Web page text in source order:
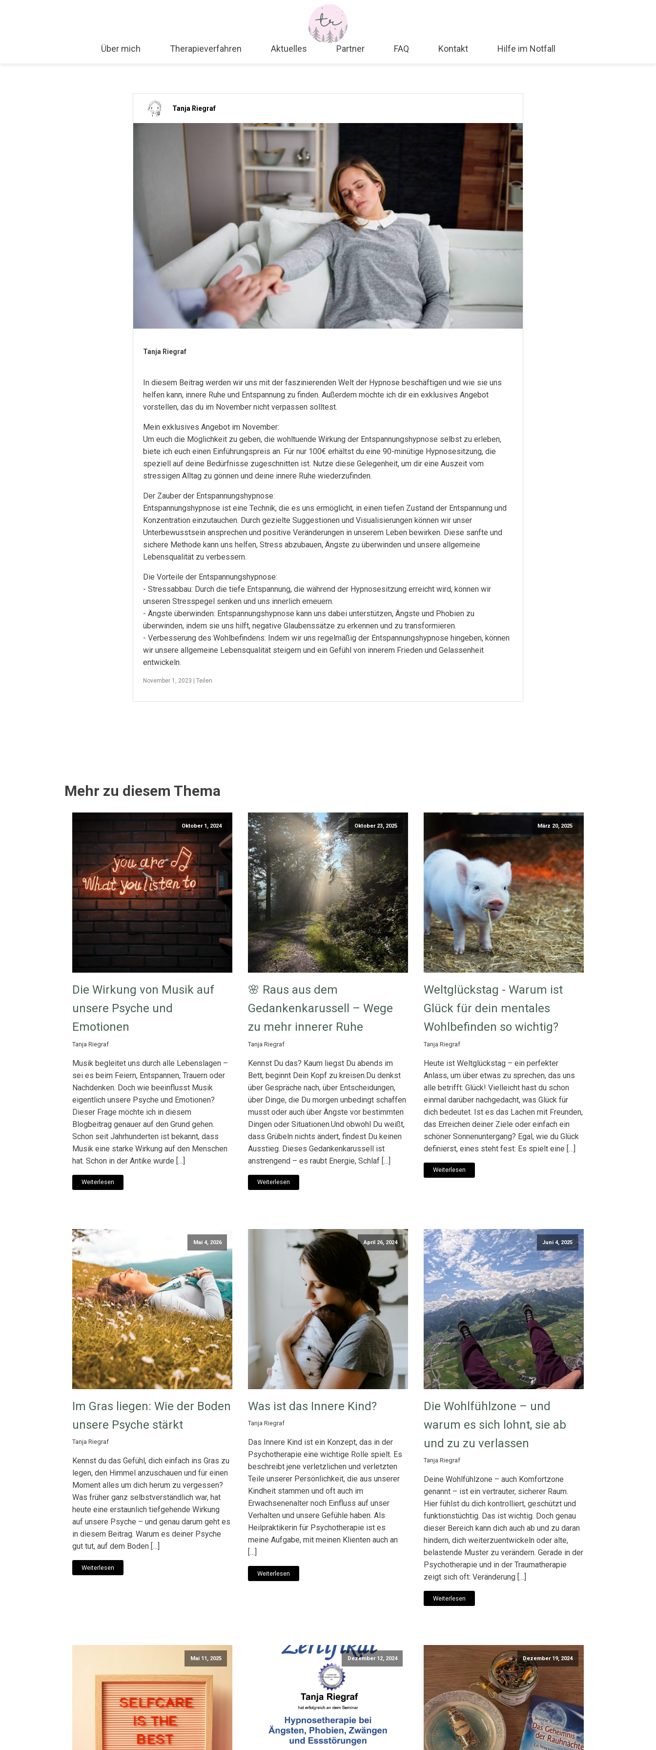
Über mich Therapieverfahren Aktuelles Partner FAQ Kontakt Hilfe im Notfall
Tanja Riegraf
Tanja Riegraf
In diesem Beitrag werden wir uns mit der faszinierenden Welt der Hypnose beschäftigen und wie sie uns
helfen kann, innere Ruhe und Entspannung zu finden. Außerdem möchte ich dir ein exklusives Angebot
vorstellen, das du im November nicht verpassen solltest.
Mein exklusives Angebot im November:
Um euch die Möglichkeit zu geben, die wohltuende Wirkung der Entspannungshypnose selbst zu erleben,
biete ich euch einen Einführungspreis an. Für nur 100€ erhältst du eine 90-minütige Hypnosesitzung, die
speziell auf deine Bedürfnisse zugeschnitten ist. Nutze diese Gelegenheit, um dir eine Auszeit vom
stressigen Alltag zu gönnen und deine innere Ruhe wiederzufinden.
Der Zauber der Entspannungshypnose:
Entspannungshypnose ist eine Technik, die es uns ermöglicht, in einen tiefen Zustand der Entspannung und
Konzentration einzutauchen. Durch gezielte Suggestionen und Visualisierungen können wir unser
Unterbewusstsein ansprechen und positive Veränderungen in unserem Leben bewirken. Diese sanfte und
sichere Methode kann uns helfen, Stress abzubauen, Ängste zu überwinden und unsere allgemeine
Lebensqualität zu verbessern.
Die Vorteile der Entspannungshypnose:
- Stressabbau: Durch die tiefe Entspannung, die während der Hypnosesitzung erreicht wird, können wir
unseren Stresspegel senken und uns innerlich erneuern.
- Ängste überwinden: Entspannungshypnose kann uns dabei unterstützen, Ängste und Phobien zu
überwinden, indem sie uns hilft, negative Glaubenssätze zu erkennen und zu transformieren.
- Verbesserung des Wohlbefindens: Indem wir uns regelmäßig der Entspannungshypnose hingeben, können
wir unsere allgemeine Lebensqualität steigern und ein Gefühl von innerem Frieden und Gelassenheit
entwickeln.
November 1, 2023 | Teilen
Mehr zu diesem Thema
Oktober 1, 2024
Die Wirkung von Musik auf
unsere Psyche und
Emotionen
Tanja Riegraf
Musik begleitet uns durch alle Lebenslagen –
sei es beim Feiern, Entspannen, Trauern oder
Nachdenken. Doch wie beeinflusst Musik
eigentlich unsere Psyche und Emotionen?
Dieser Frage möchte ich in diesem
Blogbeitrag genauer auf den Grund gehen.
Schon seit Jahrhunderten ist bekannt, dass
Musik eine starke Wirkung auf den Menschen
hat. Schon in der Antike wurde […]
Weiterlesen
Oktober 23, 2025
🌸 Raus aus dem
Gedankenkarussell – Wege
zu mehr innerer Ruhe
Tanja Riegraf
Kennst Du das? Kaum liegst Du abends im
Bett, beginnt Dein Kopf zu kreisen.Du denkst
über Gespräche nach, über Entscheidungen,
über Dinge, die Du morgen unbedingt schaffen
musst oder auch über Ängste vor bestimmten
Dingen oder Situationen.Und obwohl Du weißt,
dass Grübeln nichts ändert, findest Du keinen
Ausstieg. Dieses Gedankenkarussell ist
anstrengend – es raubt Energie, Schlaf […]
Weiterlesen
März 20, 2025
Weltglückstag - Warum ist
Glück für dein mentales
Wohlbefinden so wichtig?
Tanja Riegraf
Heute ist Weltglückstag – ein perfekter
Anlass, um über etwas zu sprechen, das uns
alle betrifft: Glück! Vielleicht hast du schon
einmal darüber nachgedacht, was Glück für
dich bedeutet. Ist es das Lachen mit Freunden,
das Erreichen deiner Ziele oder einfach ein
schöner Sonnenuntergang? Egal, wie du Glück
definierst, eines steht fest: Es spielt eine […]
Weiterlesen
Mai 4, 2026
Im Gras liegen: Wie der Boden
unsere Psyche stärkt
Tanja Riegraf
Kennst du das Gefühl, dich einfach ins Gras zu
legen, den Himmel anzuschauen und für einen
Moment alles um dich herum zu vergessen?
Was früher ganz selbstverständlich war, hat
heute eine erstaunlich tiefgehende Wirkung
auf unsere Psyche – und genau darum geht es
in diesem Beitrag. Warum es deiner Psyche
gut tut, auf dem Boden […]
Weiterlesen
April 26, 2024
Was ist das Innere Kind?
Tanja Riegraf
Das Innere Kind ist ein Konzept, das in der
Psychotherapie eine wichtige Rolle spielt. Es
beschreibt jene verletzlichen und verletzten
Teile unserer Persönlichkeit, die aus unserer
Kindheit stammen und oft auch im
Erwachsenenalter noch Einfluss auf unser
Verhalten und unsere Gefühle haben. Als
Heilpraktikerin für Psychotherapie ist es
meine Aufgabe, mit meinen Klienten auch an
[…]
Weiterlesen
Juni 4, 2025
Die Wohlfühlzone – und
warum es sich lohnt, sie ab
und zu zu verlassen
Tanja Riegraf
Deine Wohlfühlzone – auch Komfortzone
genannt – ist ein vertrauter, sicherer Raum.
Hier fühlst du dich kontrolliert, geschützt und
funktionstüchtig. Das ist wichtig. Doch genau
dieser Bereich kann dich auch ab und zu daran
hindern, dich weiterzuentwickeln oder alte,
belastende Muster zu verändern. Gerade in der
Psychotherapie und in der Traumatherapie
zeigt sich oft: Veränderung […]
Weiterlesen
Mai 11, 2025 Dezember 12, 2024 Dezember 19, 2024